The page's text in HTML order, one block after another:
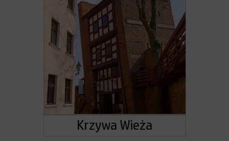
Krzywa Wieża